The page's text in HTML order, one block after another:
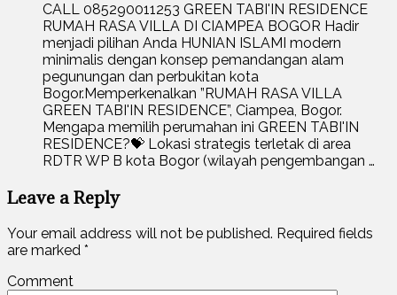
CALL 085290011253 GREEN TABI'IN RESIDENCE
RUMAH RASA VILLA DI CIAMPEA BOGOR Hadir
menjadi pilihan Anda HUNIAN ISLAMI modern
minimalis dengan konsep pemandangan alam
pegunungan dan perbukitan kota
Bogor.Memperkenalkan ”RUMAH RASA VILLA
GREEN TABI'IN RESIDENCE”, Ciampea, Bogor.
Mengapa memilih perumahan ini GREEN TABI'IN
RESIDENCE?💝 Lokasi strategis terletak di area
RDTR WP B kota Bogor (wilayah pengembangan …
Leave a Reply
Your email address will not be published. Required fields
are marked *
Comment